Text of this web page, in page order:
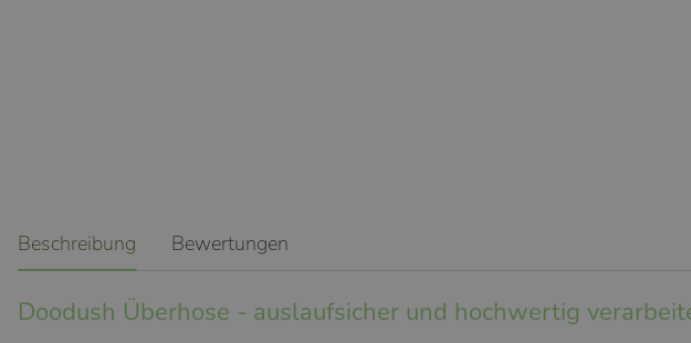
Beschreibung Bewertungen
Doodush Überhose - auslaufsicher und hochwertig